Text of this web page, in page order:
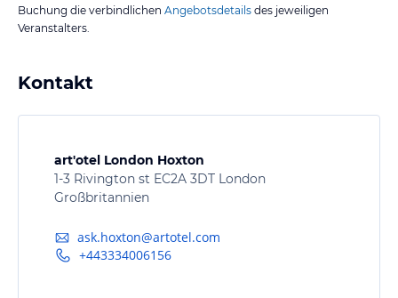
Buchung die verbindlichen Angebotsdetails des jeweiligen
Veranstalters.
Kontakt
art'otel London Hoxton
1-3 Rivington st EC2A 3DT London
Großbritannien
ask.hoxton@artotel.com
+443334006156